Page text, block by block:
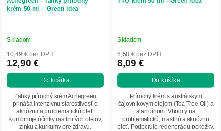
krém 50 ml – Green idea
Skladom
10,49 € bez DPH
12,90 €
Do košíka
Ľahký prírodný krém Acnegreen
prináša intenzívnu starostlivosť o
aknóznu a problematickú pleť.
Kombinuje účinky rastlinných olejov,
zinku a kurkumy pre zdravú,
Skladom
6,58 € bez DPH
8,09 €
Do košíka
Prírodný krém s austrálskym
čajovníkovým olejom (Tea Tree Oil) a
alantoínom. Vhodný na
problematickú, mastnú a aknóznu
pleť. Podporuje regeneráciu pokožky,